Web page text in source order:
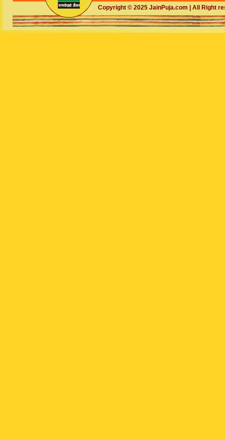
Copyright © 2025 JainPuja.com | All Right